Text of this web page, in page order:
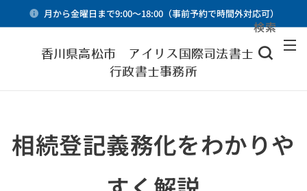
月から金曜日まで9:00～18:00（事前予約で時間外対応可）
香川県高松市 アイリス国際司法書士・
行政書士事務所
検索
相続登記義務化をわかりや